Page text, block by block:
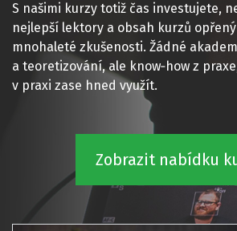
S našimi kurzy totiž čas investujete,
nejlepší lektory a obsah kurzů
mnohaleté zkušenosti. Žádné
a teoretizování, ale know‑how z
v praxi zase hned využít.
Zobrazit nabídku